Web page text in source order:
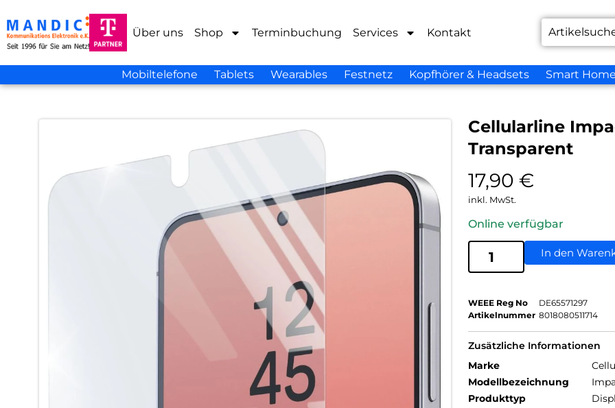
Über uns Shop Terminbuchung Services Kontakt
Mobiltelefone Tablets Wearables Festnetz Kopfhörer & Headsets Smart
Cellularline
Transparent
17,90 €
inkl. MwSt.
Online verfügbar
In den
WEEE Reg No
DE65571297
Artikelnummer 8018080511714
Zusätzliche Informationen
Marke
Modellbezeichnung
Produkttyp